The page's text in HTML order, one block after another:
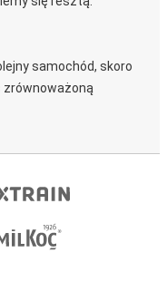
samochód, skoro